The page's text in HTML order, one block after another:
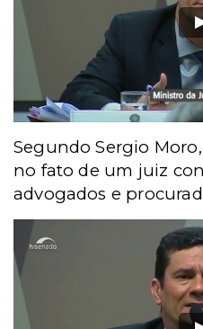
Segundo Sergio
no fato de um juiz
advogados e